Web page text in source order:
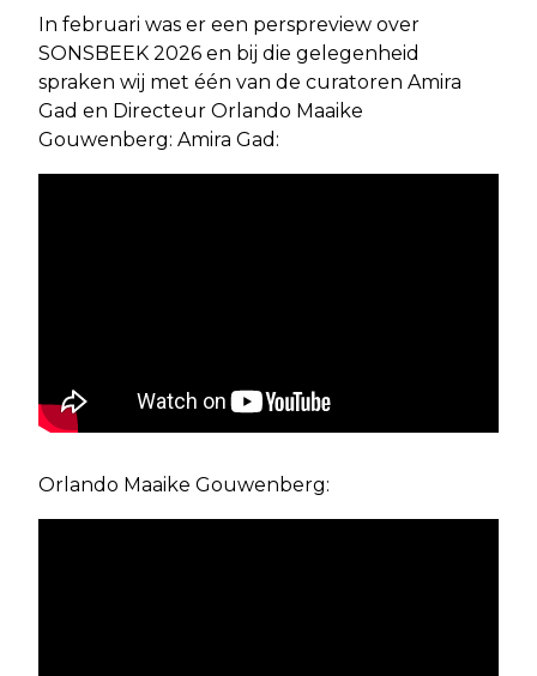
In februari was er een perspreview over
SONSBEEK 2026 en bij die gelegenheid
spraken wij met één van de curatoren Amira
Gad en Directeur Orlando Maaike
Gouwenberg: Amira Gad:
Orlando Maaike Gouwenberg: